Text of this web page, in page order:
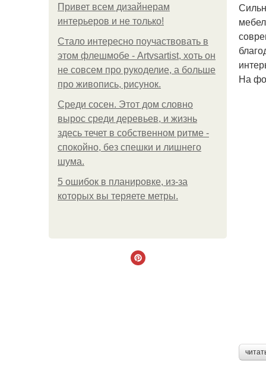
Привет всем дизайнерам
интерьеров и не только!
Стало интересно поучаствовать в
этом флешмобе - Artvsartist, хоть он
не совсем про рукоделие, а больше
про живопись, рисунок.
Среди сосен. Этот дом словно
вырос среди деревьев, и жизнь
здесь течет в собственном ритме -
спокойно, без спешки и лишнего
шума.
5 ошибок в планировке, из-за
которых вы теряете метры.
На